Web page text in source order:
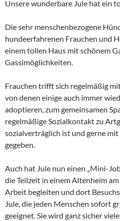
Unsere wunderbare Jule hat ein
Die sehr menschenbezogene
hundeerfahrenen Frauchen und
einem tollen Haus mit schönem
Gassimöglichkeiten.
Frauchen trifft sich regelmäßig
von denen einige auch immer
adoptieren, zum gemeinsamen
regelmäßige Sozialkontakt zu
sozialverträglich ist und gerne
gegeben.
Auch hat Jule nun einen „Mini-
die Teilzeit in einem Altenheim
Arbeit begleiten und dort
Jule, die jeden Menschen sofort
geeignet. Sie wird ganz sicher